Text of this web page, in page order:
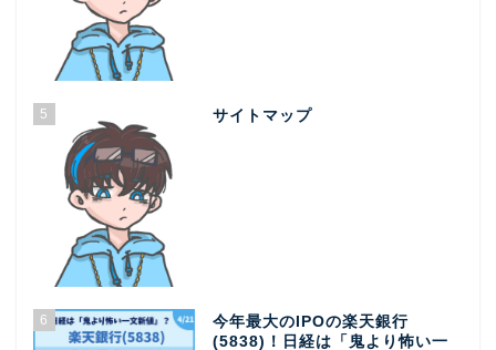
5 サイトマップ
6
今年最大のIPOの楽天銀行
(5838)！日経は「鬼より怖い一